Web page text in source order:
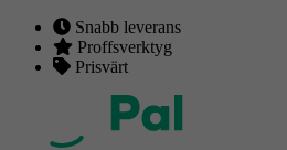
Snabb leverans
Proffsverktyg
Prisvärt